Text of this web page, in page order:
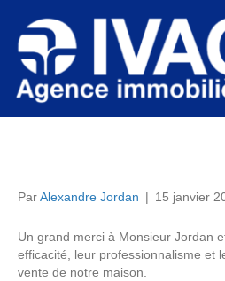
ParAlexandre Jordan | 15 janvier
Un grand merci à Monsieur Jordan
efficacité, leur professionnalisme et
vente de notre maison.